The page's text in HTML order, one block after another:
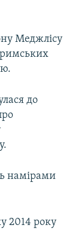
Меджлісу
до
намірами
2014 року